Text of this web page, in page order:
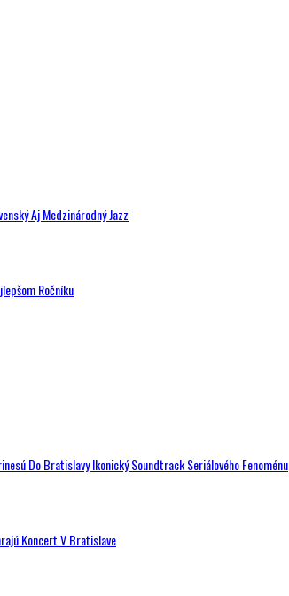
Aj Medzinárodný Jazz
Ročníku
Do Bratislavy Ikonický Soundtrack Seriálového Fenoménu
Koncert V Bratislave